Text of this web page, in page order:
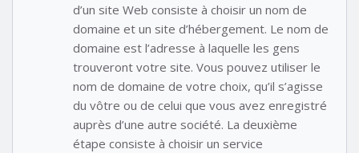
d’un site Web consiste à choisir un nom de
domaine et un site d’hébergement. Le nom de
domaine est l’adresse à laquelle les gens
trouveront votre site. Vous pouvez utiliser le
nom de domaine de votre choix, qu’il s’agisse
du vôtre ou de celui que vous avez enregistré
auprès d’une autre société. La deuxième
étape consiste à choisir un service